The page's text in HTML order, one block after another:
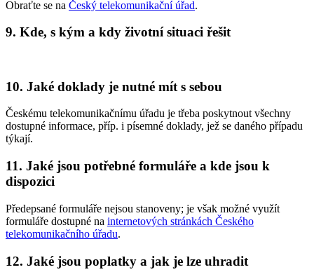
Obraťte se na Český telekomunikační úřad.
9. Kde, s kým a kdy životní situaci řešit
10. Jaké doklady je nutné mít s sebou
Českému telekomunikačnímu úřadu je třeba poskytnout všechny
dostupné informace, příp. i písemné doklady, jež se daného případu
týkají.
11. Jaké jsou potřebné formuláře a kde jsou k
dispozici
Předepsané formuláře nejsou stanoveny; je však možné využít
formuláře dostupné na internetových stránkách Českého
telekomunikačního úřadu.
12. Jaké jsou poplatky a jak je lze uhradit